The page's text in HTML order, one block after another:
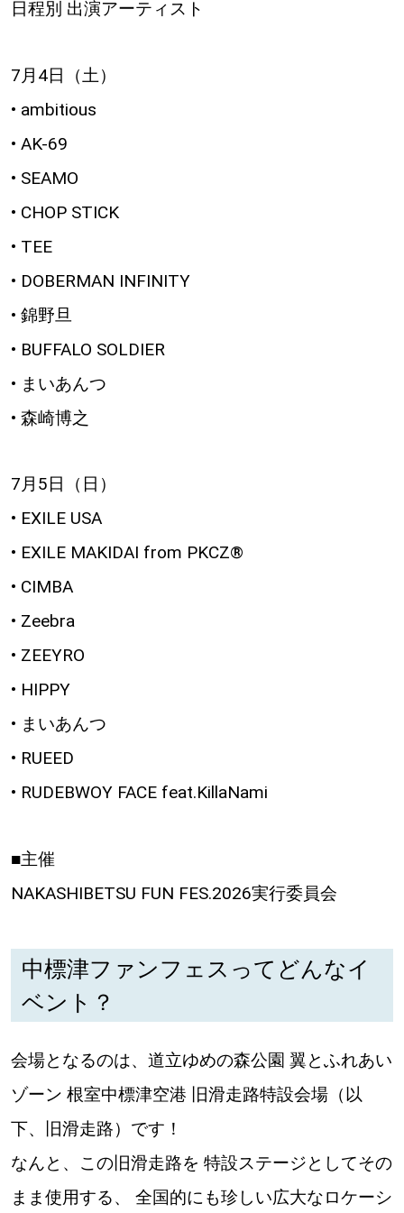
日程別 出演アーティスト
7月4日（土）
• ambitious
• AK-69
• SEAMO
• CHOP STICK
• TEE
• DOBERMAN INFINITY
• 錦野旦
• BUFFALO SOLDIER
• まいあんつ
• 森崎博之
7月5日（日）
• EXILE USA
• EXILE MAKIDAI from PKCZ®
• CIMBA
• Zeebra
• ZEEYRO
• HIPPY
• まいあんつ
• RUEED
• RUDEBWOY FACE feat.KillaNami
■主催
NAKASHIBETSU FUN FES.2026実行委員会
中標津ファンフェスってどんなイ
ベント？
会場となるのは、道立ゆめの森公園 翼とふれあい
ゾーン 根室中標津空港 旧滑走路特設会場（以
下、旧滑走路）です！
なんと、この旧滑走路を 特設ステージとしてその
まま使用する、 全国的にも珍しい広大なロケーシ